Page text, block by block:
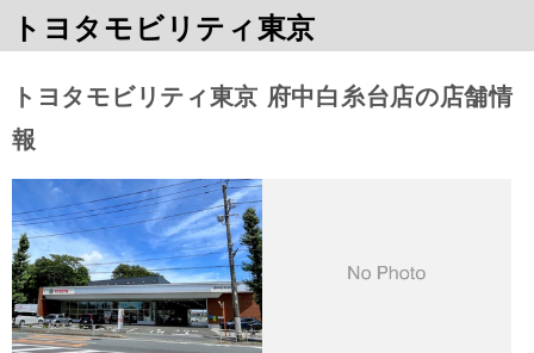
トヨタモビリティ東京
トヨタモビリティ東京 府中白糸台店の店舗情
報